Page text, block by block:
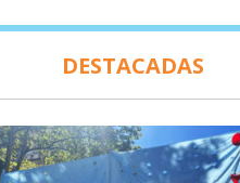
DESTACADAS